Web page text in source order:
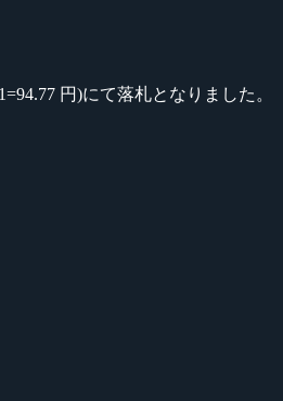
円)にて落札となりました。